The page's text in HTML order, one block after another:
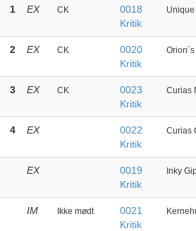
1 EX CK
0018
Kritik
Unique
2 EX CK
0020
Kritik
3 EX CK
0023
Kritik
Curias
4 EX
0022
Kritik
Curias
EX
0019
Kritik
Inky
IM Ikke mødt
0021
Kritik